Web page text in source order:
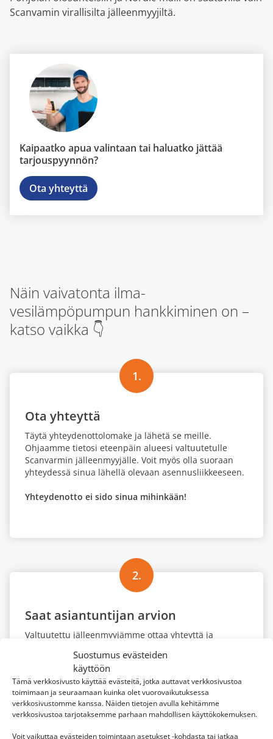
Suostumus evästeiden
käyttöön
Tämä verkkosivusto käyttää evästeitä, jotka auttavat verkkosivustoa
toimimaan ja seuraamaan kuinka olet vuorovaikutuksessa
verkkosivustomme kanssa. Näiden tietojen avulla kehitämme
verkkosivustoa tarjotaksemme parhaan mahdollisen käyttökokemuksen.
Voit vaikuttaa evästeiden toimintaan asetukset -kohdasta tai jatkaa
Scanvamin virallisilta jälleenmyyjiltä.
Kaipaatko apua valintaan tai haluatko jättää
tarjouspyynnön?
Ota yhteyttä
Näin vaivatonta ilma-
vesilämpöpumpun hankkiminen on –
katso vaikka 👇
1.
Ota yhteyttä
Täytä yhteydenottolomake ja lähetä se meille.
Ohjaamme tietosi eteenpäin alueesi valtuutetulle
Scanvarmin jälleenmyyjälle. Voit myös olla suoraan
yhteydessä sinua lähellä olevaan asennusliikkeeseen.
Yhteydenotto ei sido sinua mihinkään!
2.
Saat asiantuntijan arvion
Valtuutettu jälleenmyyjämme ottaa yhteyttä ja
jälleenmyyjä osaa suositella sopivaa ilma-
vesilämpöpumppua oikeassa teholuokassa. Näin saat
laitteestasi parhaan hyödyn ja parhaimman säästön
lämmityskustannuksiin.